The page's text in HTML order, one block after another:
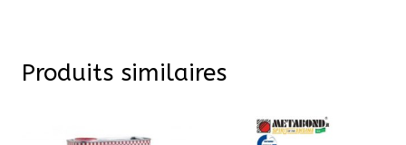
Produits similaires